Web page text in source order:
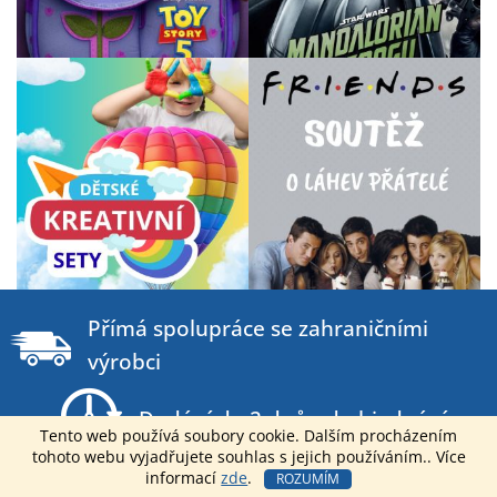
Tento web používá soubory cookie. Dalším procházením
tohoto webu vyjadřujete souhlas s jejich používáním.. Více
informacízde. ROZUMÍM
p
í
Přímá spolupráce se zahraničními
výrobci
Dodání do 2 dnů od objednání
Můžeme nabídnout nejlepší B2B ceny na